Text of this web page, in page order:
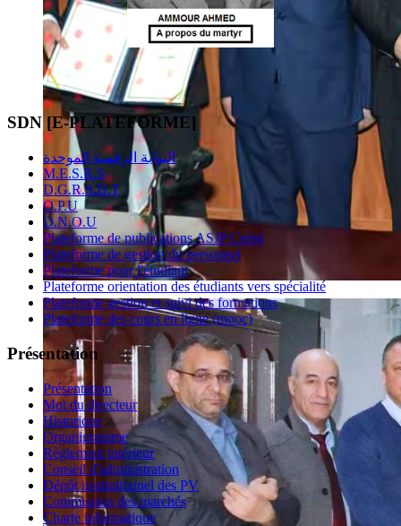
SDN [E-PLATEFORME]
البوابة الرقمية الموحدة
M.E.S.R.S
D.G.R.S.D.T
O.P.U
O.N.O.U
Plateforme de publications ASJP Cerist
Plateforme de gestion du personnel
Plateforme pour l'étudiant
Plateforme orientation des étudiants vers spécialité
Plateforme gestion et suivi des formations
Plateforme des cours en ligne (mooc)
Présentation
Présentation
Mot du directeur
Historique
Organigramme
Règlement intérieur
Conseil d'administration
Dépôt institutionnel des PV
Commission des marchés
Charte informatique